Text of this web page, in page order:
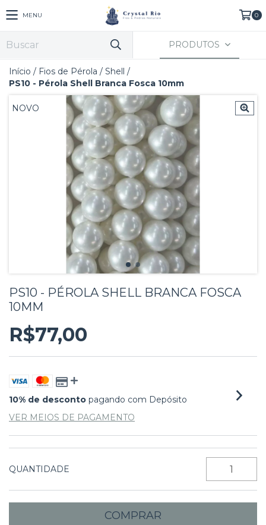
MENU 0
PRODUTOS
Início / Fios de Pérola / Shell /
PS10 - Pérola Shell Branca Fosca 10mm
NOVO
PS10 - PÉROLA SHELL BRANCA FOSCA
10MM
R$77,00
10% de desconto pagando com Depósito
VER MEIOS DE PAGAMENTO
QUANTIDADE